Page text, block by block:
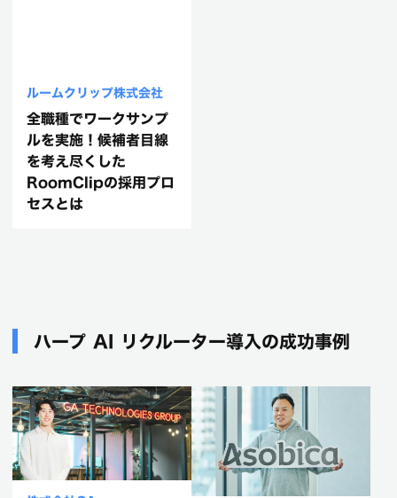
ルームクリップ株式会社
全職種でワークサンプ
ルを実施！候補者目線
を考え尽くした
RoomClipの採用プロ
セスとは
ハープ AI リクルーター導入の成功事例